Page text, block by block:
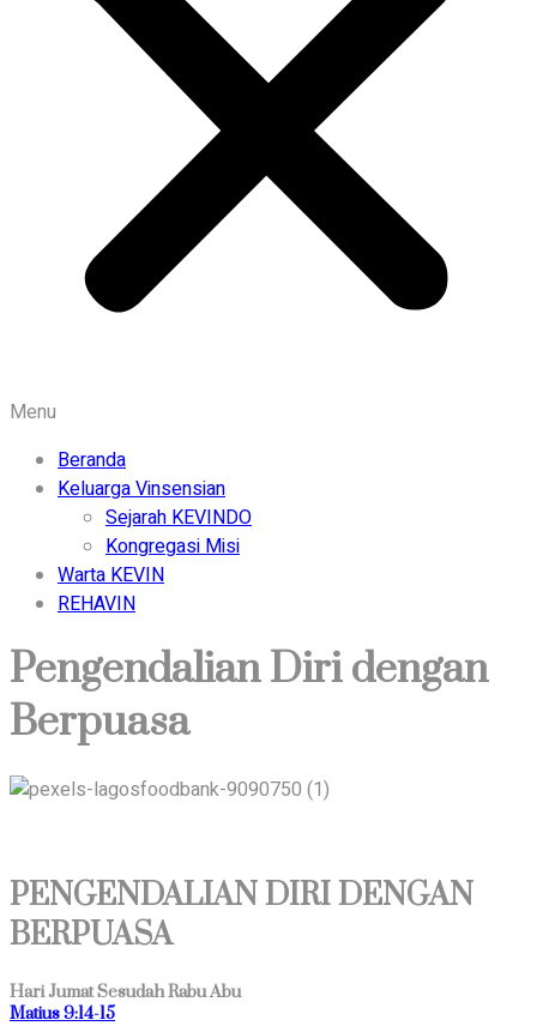
Menu
Beranda
Keluarga Vinsensian
Sejarah KEVINDO
Kongregasi Misi
Warta KEVIN
REHAVIN
Pengendalian Diri dengan
Berpuasa
PENGENDALIAN DIRI DENGAN
BERPUASA
Hari Jumat Sesudah Rabu Abu
Matius 9:14-15